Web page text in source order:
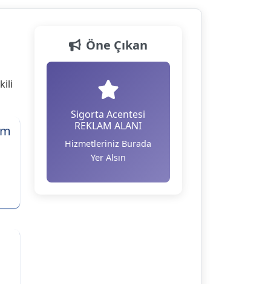
Öne Çıkan
Sigorta Acentesi
REKLAM ALANI
Hizmetleriniz Burada
Yer Alsın